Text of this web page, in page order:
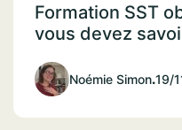
Formation SST
vous devez
Noémie Simon.19/